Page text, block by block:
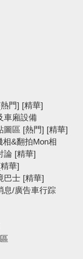
門] [精華]
車廂設備
圖區 [熱門] [精華]
&翻拍Mon相
論 [精華]
華]
巴士 [精華]
息/廣告車行踪